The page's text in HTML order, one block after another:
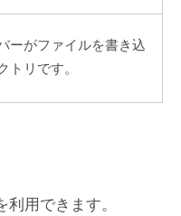
ーがファイルを書き込
トリです。
用できます。